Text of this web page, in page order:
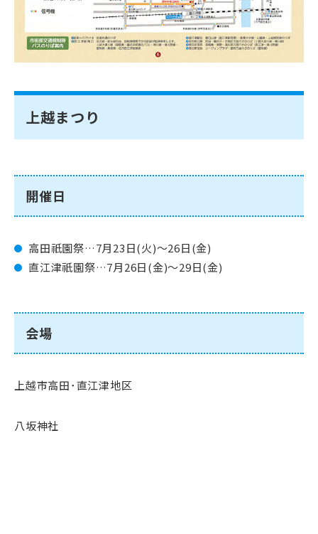
上越まつり
開催日
高田祇園祭…7月23日(火)～26日(金)
直江津祇園祭…7月26日(金)～29日(金)
会場
上越市高田･直江津地区
八坂神社